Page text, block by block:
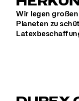
Wir legen
Planeten zu